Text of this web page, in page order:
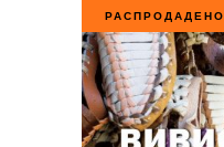
РАСПРОДАДЕНО